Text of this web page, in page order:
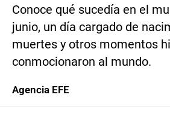
Conoce qué sucedía en el
junio, un día cargado de
muertes y otros momentos
conmocionaron al mundo.
Agencia EFE